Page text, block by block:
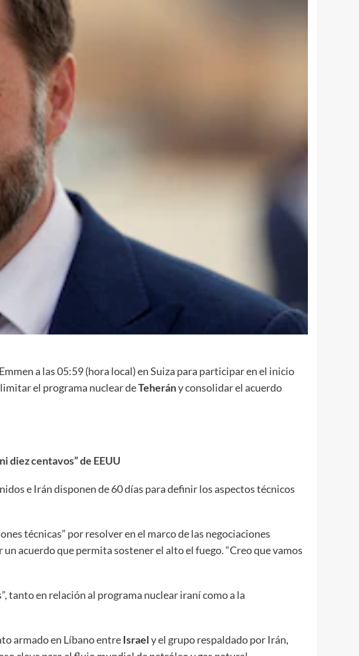
a las 05:59 (hora local) en Suiza para participar en el inicio
el programa nuclear deTeherány consolidar el acuerdo
diez centavos” de EEUU
e Irán disponen de 60 días para definir los aspectos técnicos
técnicas” por resolver en el marco de las negociaciones
acuerdo que permita sostener el alto el fuego. “Creo que vamos
tanto en relación al programa nuclear iraní como a la
armado en Líbano entreIsraely el grupo respaldado por Irán,